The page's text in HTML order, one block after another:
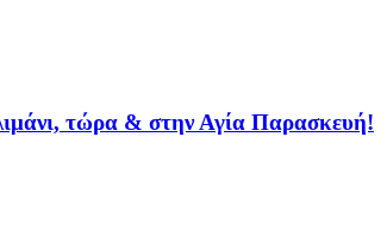
τώρα & στην Αγία Παρασκευή!